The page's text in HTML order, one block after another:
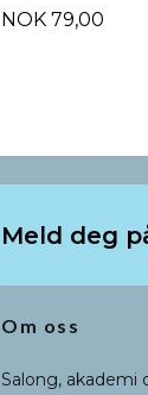
NOK 79,00
Meld deg
Om oss
Salong, akademi